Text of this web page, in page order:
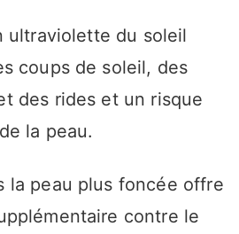
ultraviolette du soleil
coups de soleil, des
des rides et un risque
la peau.
la peau plus foncée offre
contre le